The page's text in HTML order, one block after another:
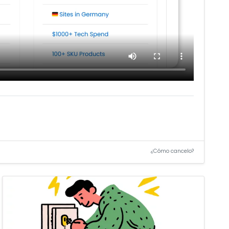
¿Cómo cancelo?